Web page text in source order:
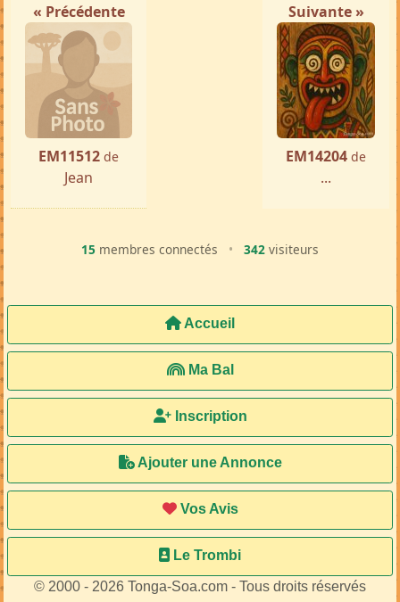
« Précédente
EM11512 de
Jean
Suivante »
EM14204 de
...
15 membres connectés • 342 visiteurs
Accueil
Ma Bal
Inscription
Ajouter une Annonce
Vos Avis
Le Trombi
© 2000 - 2026 Tonga-Soa.com - Tous droits réservés